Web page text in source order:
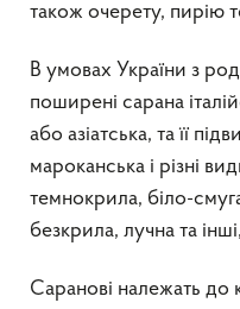
також очерету, пирію
В умовах України з
поширені сарана
або азіатська, та її
мароканська і різні
темнокрила, біло-
безкрила, лучна та
Саранові належать до